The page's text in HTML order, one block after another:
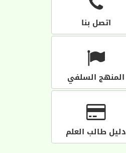
اتصل بنا
المنهج السلفي
دليل طالب العلم